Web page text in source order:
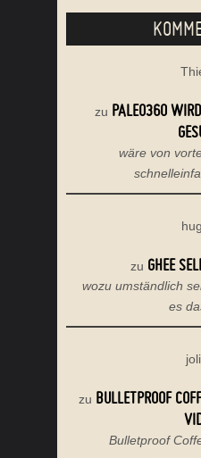
zu PALEO360
wäre von
zu GHEE
wozu umständlich
es
zu BULLETPROOF
Bulletproof